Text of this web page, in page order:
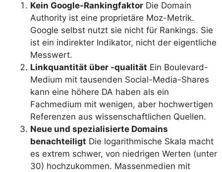
Kein Google-Rankingfaktor Die Domain
Authority ist eine proprietäre Moz-Metrik.
Google selbst nutzt sie nicht für Rankings. Sie
ist ein indirekter Indikator, nicht der eigentliche
Messwert.
Linkquantität über -qualität Ein Boulevard-
Medium mit tausenden Social-Media-Shares
kann eine höhere DA haben als ein
Fachmedium mit wenigen, aber hochwertigen
Referenzen aus wissenschaftlichen Quellen.
Neue und spezialisierte Domains
benachteiligt Die logarithmische Skala macht
es extrem schwer, von niedrigen Werten (unter
30) hochzukommen. Massenmedien mit